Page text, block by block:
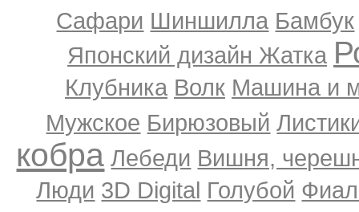
Сафари Шиншилла Бамбук
Японский дизайн Жатка
Клубника Волк Машина и
Мужское Бирюзовый
кобра Лебеди Вишня,
Люди 3D Digital Голубой